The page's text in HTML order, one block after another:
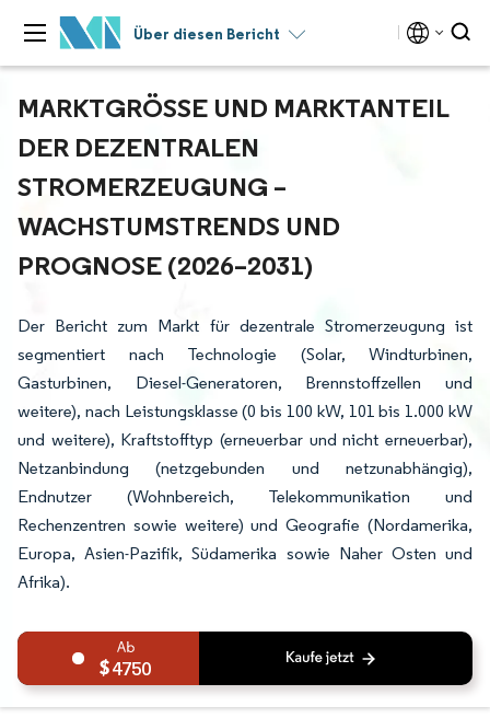
Über diesen Bericht
MARKTGRÖSSE UND MARKTANTEIL D
ER DEZENTRALEN S
TROMERZEUGUNG – W
ACHSTUMSTRENDS UND P
ROGNOSE (2026–2031)
Der Bericht zum Markt für dezentrale Stromerzeugung ist
segmentiert nach Technologie (Solar, Windturbinen,
Gasturbinen, Diesel-Generatoren, Brennstoffzellen und
weitere), nach Leistungsklasse (0 bis 100 kW, 101 bis 1.000 kW
und weitere), Kraftstofftyp (erneuerbar und nicht erneuerbar),
Netzanbindung (netzgebunden und netzunabhängig),
Endnutzer (Wohnbereich, Telekommunikation und
Rechenzentren sowie weitere) und Geografie (Nordamerika,
Europa, Asien-Pazifik, Südamerika sowie Naher Osten und
Afrika).
4750